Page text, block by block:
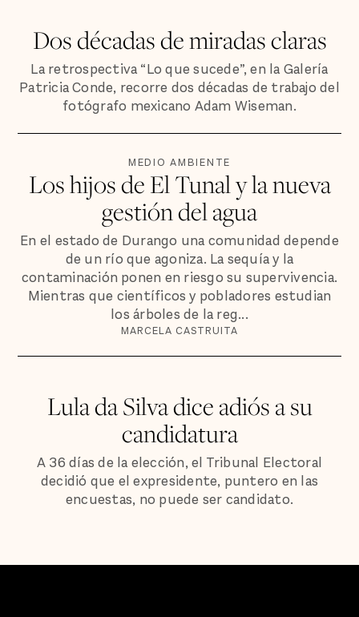
Dos décadas de miradas claras
La retrospectiva “Lo que sucede”, en la Galería
Patricia Conde, recorre dos décadas de trabajo del
fotógrafo mexicano Adam Wiseman.
MEDIO AMBIENTE
Los hijos de El Tunal y la nueva
gestión del agua
En el estado de Durango una comunidad depende
de un río que agoniza. La sequía y la
contaminación ponen en riesgo su supervivencia.
Mientras que científicos y pobladores estudian
los árboles de la reg...
MARCELA CASTRUITA
Lula da Silva dice adiós a su
candidatura
A 36 días de la elección, el Tribunal Electoral
decidió que el expresidente, puntero en las
encuestas, no puede ser candidato.